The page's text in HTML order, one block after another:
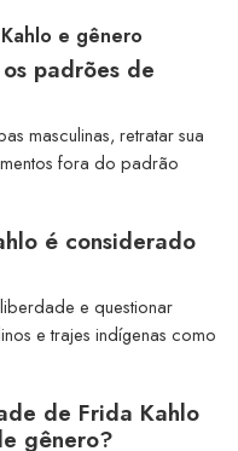
e gênero
padrões de
masculinas, retratar sua
fora do padrão
é considerado
e questionar
e trajes indígenas como
de Frida Kahlo
gênero?